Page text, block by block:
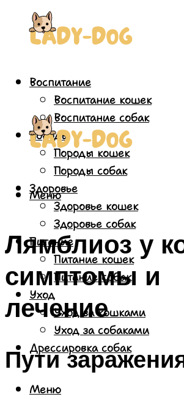
Воспитание
Воспитание кошек
Воспитание собак
Породы
Породы кошек
Породы собак
Здоровье
Здоровье кошек
Здоровье собак
Питание
Питание кошек
Питание собак
Уход
Уход за кошками
Уход за собаками
Дрессировка собак
Меню
Меню
Лямблиоз у
симптомы и
лечение
Пути